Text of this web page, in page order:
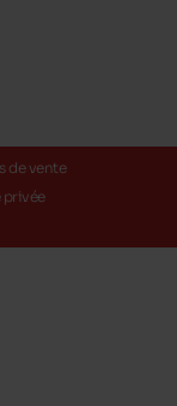
de vente
privée